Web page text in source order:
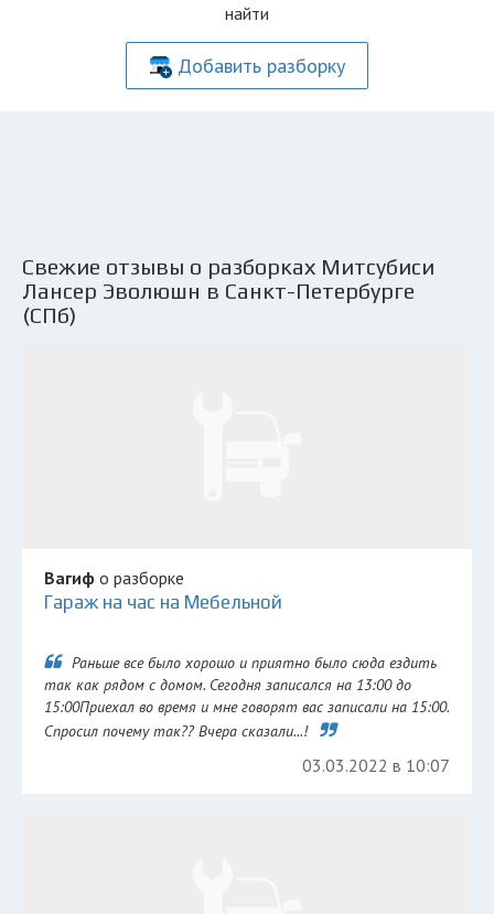
найти
Добавить разборку
Свежие отзывы о разборках Митсубиси
Лансер Эволюшн в Санкт-Петербурге
(СПб)
Вагиф о разборке
Гараж на час на Мебельной
Раньше все было хорошо и приятно было сюда ездить
так как рядом с домом. Сегодня записался на 13:00 до
15:00Приехал во время и мне говорят вас записали на 15:00.
Спросил почему так?? Вчера сказали...!
03.03.2022 в 10:07